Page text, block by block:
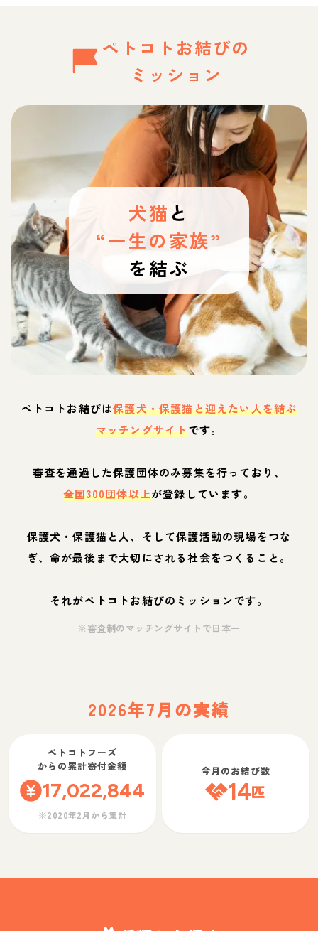
ペトコトお結びの
ミッション
犬猫 と
“一生の家族”
を結ぶ
ペトコトお結びは保護犬・保護猫と迎えたい人を結ぶ
マッチングサイトです。
審査を通過した保護団体のみ募集を行っており、
全国300団体以上が登録しています。
保護犬・保護猫と人、そして保護活動の現場をつな
ぎ、命が最後まで大切にされる社会をつくること。
それがペトコトお結びのミッションです。
※審査制のマッチングサイトで日本一
2026年7月の実績
ペトコトフーズ
からの累計寄付金額
17,022,844
※2020年2月から集計
今月のお結び数
14匹